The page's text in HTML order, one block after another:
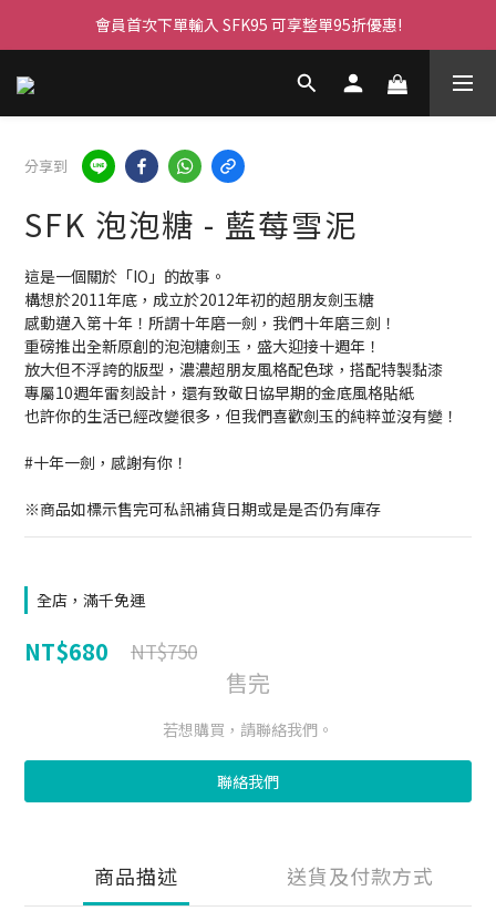
會員首次下單輸入 SFK95 可享整單95折優惠!
分享到
SFK 泡泡糖 - 藍莓雪泥
這是一個關於「IO」的故事。
構想於2011年底，成立於2012年初的超朋友劍玉糖
感動邁入第十年！所謂十年磨一劍，我們十年磨三劍！
重磅推出全新原創的泡泡糖劍玉，盛大迎接十週年！
放大但不浮誇的版型，濃濃超朋友風格配色球，搭配特製黏漆
專屬10週年雷刻設計，還有致敬日協早期的金底風格貼紙
也許你的生活已經改變很多，但我們喜歡劍玉的純粹並沒有變！
#十年一劍，感謝有你！
※商品如標示售完可私訊補貨日期或是是否仍有庫存
全店，滿千免運
NT$680 NT$750
售完
若想購買，請聯絡我們。
聯絡我們
商品描述 送貨及付款方式